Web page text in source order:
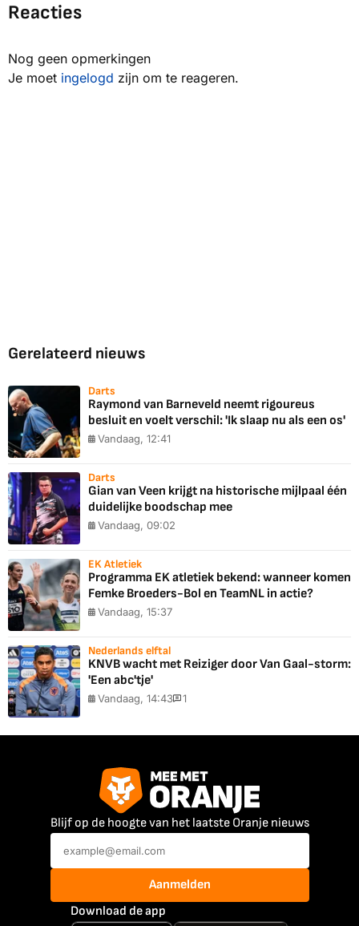
Reacties
Nog geen opmerkingen
Je moet ingelogd zijn om te reageren.
Gerelateerd nieuws
Darts
Raymond van Barneveld neemt rigoureus
besluit en voelt verschil: 'Ik slaap nu als een os'
Vandaag, 12:41
Darts
Gian van Veen krijgt na historische mijlpaal één
duidelijke boodschap mee
Vandaag, 09:02
EK Atletiek
Programma EK atletiek bekend: wanneer komen
Femke Broeders-Bol en TeamNL in actie?
Vandaag, 15:37
Nederlands elftal
KNVB wacht met Reiziger door Van Gaal-storm:
'Een abc'tje'
Vandaag, 14:43 1
Blijf op de hoogte van het laatste Oranje nieuws
Aanmelden
Download de app